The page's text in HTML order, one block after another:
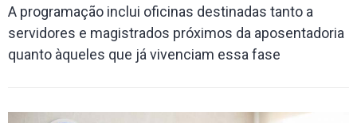
A programação inclui oficinas destinadas tanto a
servidores e magistrados próximos da aposentadoria
quanto àqueles que já vivenciam essa fase